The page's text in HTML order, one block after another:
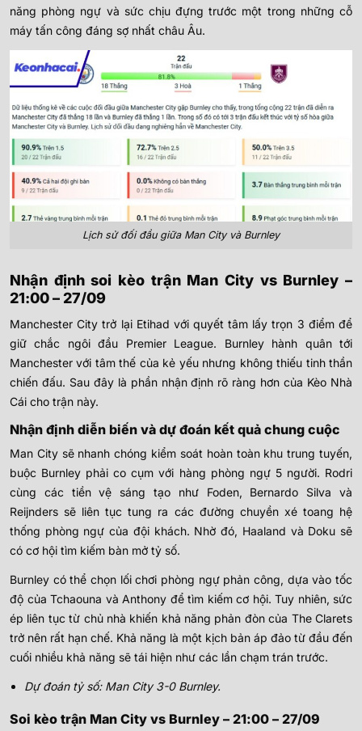
năng phòng ngự và sức chịu đựng trước một trong những cỗ
máy tấn công đáng sợ nhất châu Âu.
Lịch sử đối đầu giữa Man City và Burnley
Nhận định soi kèo trận Man City vs Burnley –
21:00 – 27/09
Manchester City trở lại Etihad với quyết tâm lấy trọn 3 điểm để
giữ chắc ngôi đầu Premier League. Burnley hành quân tới
Manchester với tâm thế của kẻ yếu nhưng không thiếu tinh thần
chiến đấu. Sau đây là phần nhận định rõ ràng hơn của Kèo Nhà
Cái cho trận này.
Nhận định diễn biến và dự đoán kết quả chung cuộc
Man City sẽ nhanh chóng kiểm soát hoàn toàn khu trung tuyến,
buộc Burnley phải co cụm với hàng phòng ngự 5 người. Rodri
cùng các tiền vệ sáng tạo như Foden, Bernardo Silva và
Reijnders sẽ liên tục tung ra các đường chuyền xé toang hệ
thống phòng ngự của đội khách. Nhờ đó, Haaland và Doku sẽ
có cơ hội tìm kiếm bàn mở tỷ số.
Burnley có thể chọn lối chơi phòng ngự phản công, dựa vào tốc
độ của Tchaouna và Anthony để tìm kiếm cơ hội. Tuy nhiên, sức
ép liên tục từ chủ nhà khiến khả năng phản đòn của The Clarets
trở nên rất hạn chế. Khả năng là một kịch bản áp đảo từ đầu đến
cuối nhiều khả năng sẽ tái hiện như các lần chạm trán trước.
Dự đoán tỷ số: Man City 3-0 Burnley.
Soi kèo trận Man City vs Burnley – 21:00 – 27/09